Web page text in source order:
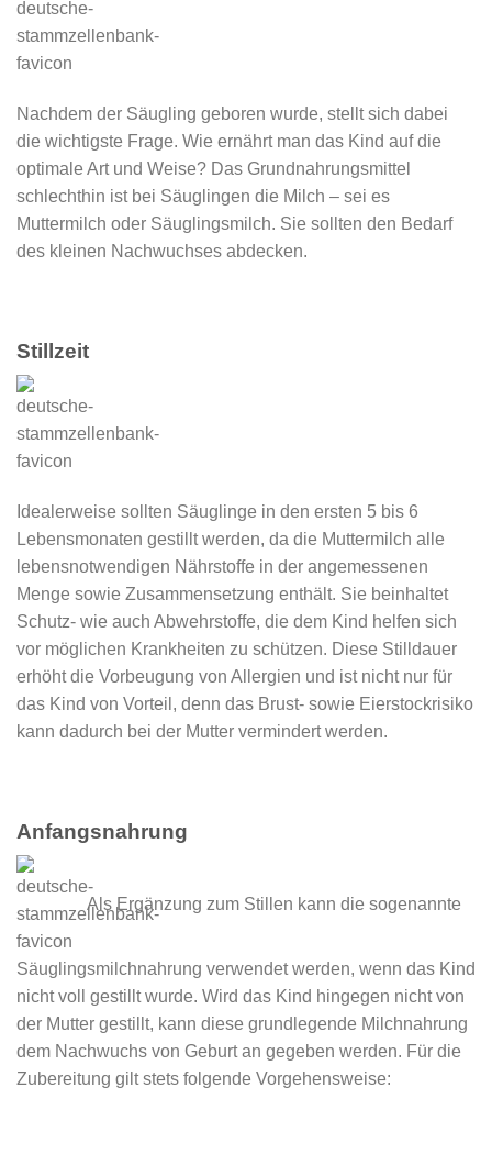
Nachdem der Säugling geboren wurde, stellt sich dabei
die wichtigste Frage. Wie ernährt man das Kind auf die
optimale Art und Weise? Das Grundnahrungsmittel
schlechthin ist bei Säuglingen die Milch – sei es
Muttermilch oder Säuglingsmilch. Sie sollten den Bedarf
des kleinen Nachwuchses abdecken.
Stillzeit
Idealerweise sollten Säuglinge in den ersten 5 bis 6
Lebensmonaten gestillt werden, da die Muttermilch alle
lebensnotwendigen Nährstoffe in der angemessenen
Menge sowie Zusammensetzung enthält. Sie beinhaltet
Schutz- wie auch Abwehrstoffe, die dem Kind helfen sich
vor möglichen Krankheiten zu schützen. Diese Stilldauer
erhöht die Vorbeugung von Allergien und ist nicht nur für
das Kind von Vorteil, denn das Brust- sowie Eierstockrisiko
kann dadurch bei der Mutter vermindert werden.
Anfangsnahrung
Als Ergänzung zum Stillen kann die sogenannte
Säuglingsmilchnahrung verwendet werden, wenn das Kind
nicht voll gestillt wurde. Wird das Kind hingegen nicht von
der Mutter gestillt, kann diese grundlegende Milchnahrung
dem Nachwuchs von Geburt an gegeben werden. Für die
Zubereitung gilt stets folgende Vorgehensweise: